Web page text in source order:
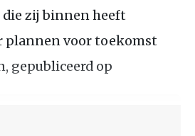
die zij binnen heeft
plannen voor toekomst
gepubliceerd op